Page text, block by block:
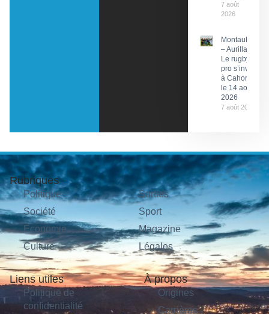
7 août
2026
Montauban
– Aurillac :
Le rugby
pro s’invite
à Cahors
le 14 août
2026
7 août 2026
Rubriques
Politique
Société
Économie
Culture
Sorties
Sport
Magazine
Légales
Liens utiles
Politique de
confidentialité
À propos
Origines
Carrières